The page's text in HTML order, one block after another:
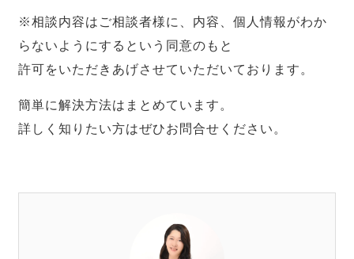
※相談内容はご相談者様に、内容、個人情報がわか
らないようにするという同意のもと
許可をいただきあげさせていただいております。
簡単に解決方法はまとめています。
詳しく知りたい方はぜひお問合せください。